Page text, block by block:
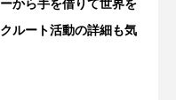
から手を借りて世界を
ルート活動の詳細も気